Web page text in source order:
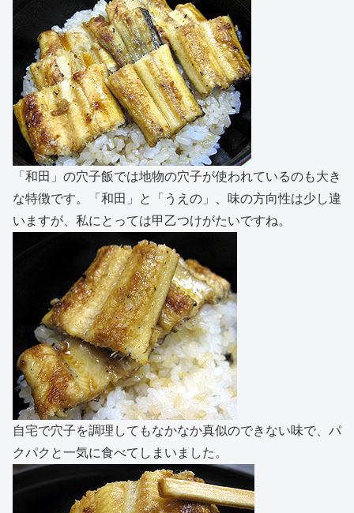
「和田」の穴子飯では地物の穴子が使われているのも大き
な特徴です。「和田」と「うえの」、味の方向性は少し違
いますが、私にとっては甲乙つけがたいですね。
自宅で穴子を調理してもなかなか真似のできない味で、パ
クパクと一気に食べてしまいました。